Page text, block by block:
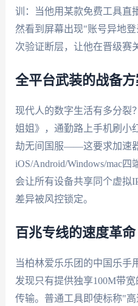
训：当他用某款免费工具直
然看到屏幕出现"账号异地
次验证断层，让他在晋级赛
全平台武装的战备方
现代人的数字生活有多分裂
姐姐》，通勤路上手机刷小
劫无间国服——这要求加速
iOS/Android/Windows/mac
会让所有设备共享同个虚拟
差异被风控锁定。
百兆专线的速度革命
当柏林爱乐乐团的中国乐手
发现只有提供独享100M带
传输。普通工具即使标称"